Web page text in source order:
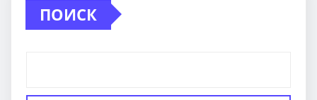
ПОИСК